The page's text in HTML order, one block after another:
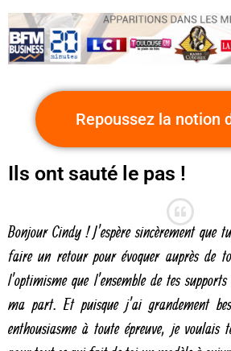
Repoussez la notion
Ils ont sauté le pas !
​Bonjour Cindy ! J’espère sincèrement que
faire un retour pour évoquer auprès de
l’optimisme que l’ensemble de tes
ma part. Et puisque j’ai grandement
enthousiasme à toute épreuve, je voulais